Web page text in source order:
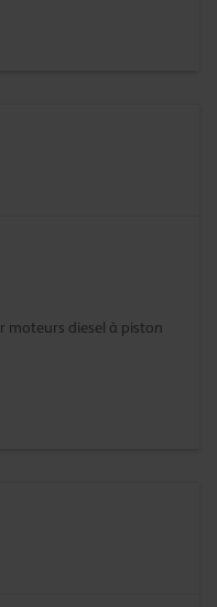
moteurs diesel à piston